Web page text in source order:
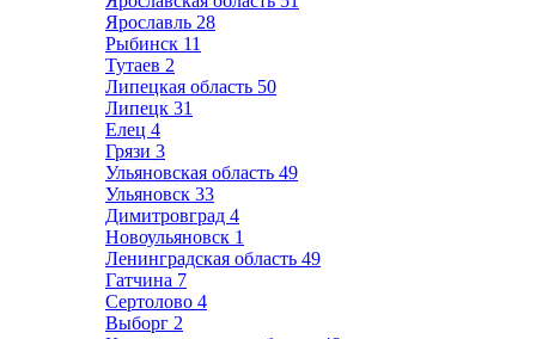
Ярославль 28
Рыбинск 11
Тутаев 2
Липецкая область 50
Липецк 31
Елец 4
Грязи 3
Ульяновская область 49
Ульяновск 33
Димитровград 4
Новоульяновск 1
Ленинградская область 49
Гатчина 7
Сертолово 4
Выборг 2